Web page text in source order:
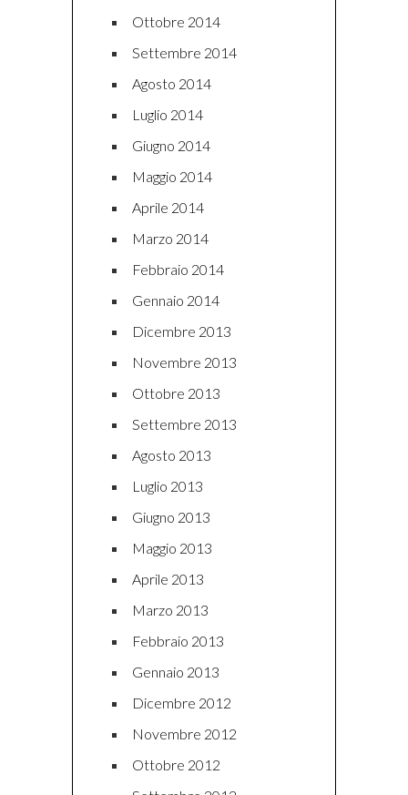
Ottobre 2014
Settembre 2014
Agosto 2014
Luglio 2014
Giugno 2014
Maggio 2014
Aprile 2014
Marzo 2014
Febbraio 2014
Gennaio 2014
Dicembre 2013
Novembre 2013
Ottobre 2013
Settembre 2013
Agosto 2013
Luglio 2013
Giugno 2013
Maggio 2013
Aprile 2013
Marzo 2013
Febbraio 2013
Gennaio 2013
Dicembre 2012
Novembre 2012
Ottobre 2012